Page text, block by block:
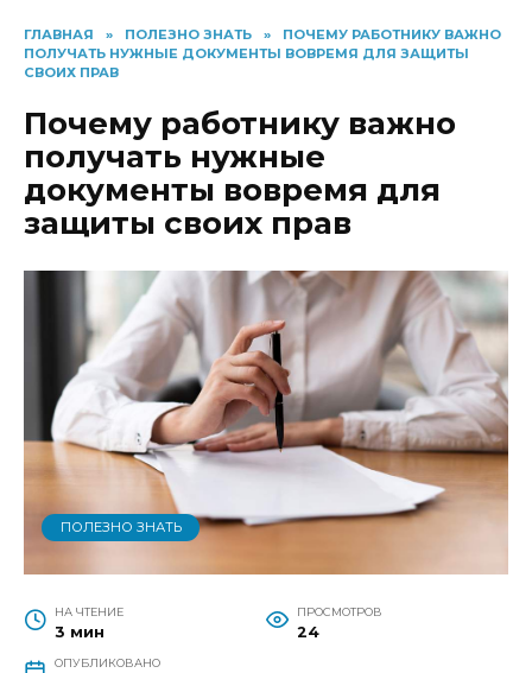
ГЛАВНАЯ » ПОЛЕЗНО ЗНАТЬ »
ПОЧЕМУ РАБОТНИКУ ВАЖНО
ПОЛУЧАТЬ НУЖНЫЕ ДОКУМЕНТЫ ВОВРЕМЯ ДЛЯ ЗАЩИТЫ
СВОИХ ПРАВ
Почему работнику важно
получать нужные
документы вовремя для
защиты своих прав
ПОЛЕЗНО ЗНАТЬ
НА ЧТЕНИЕ
3 мин
ПРОСМОТРОВ
24
ОПУБЛИКОВАНО